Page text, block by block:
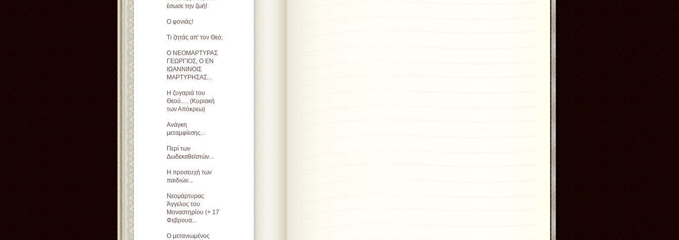
έσωσε την ζωή!
Ο φονιάς!
Τι ζητάς απ' τον Θεό;
Ο ΝΕΟΜΑΡΤΥΡΑΣ
ΓΕΩΡΓΙΟΣ, Ο ΕΝ
ΙΩΑΝΝΙΝΟΙΣ
ΜΑΡΤΥΡΗΣΑΣ...
Η ζυγαριά του
Θεού..... (Κυριακή
των Απόκρεω)
Ανάγκη
μεταμφίεσης...
Περί των
Δωδεκαθεϊστών...
Η προσευχή των
παιδιών...
Νεομάρτυρας
Άγγελος του
Μοναστηρίου (+ 17
Φεβρουα...
Ο μετανιωμένος